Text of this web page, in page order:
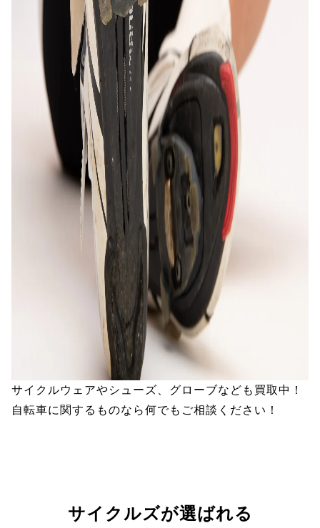
サイクルウェアやシューズ、グローブなども買取中！
自転車に関するものなら何でもご相談ください！
サイクルズが選ばれる